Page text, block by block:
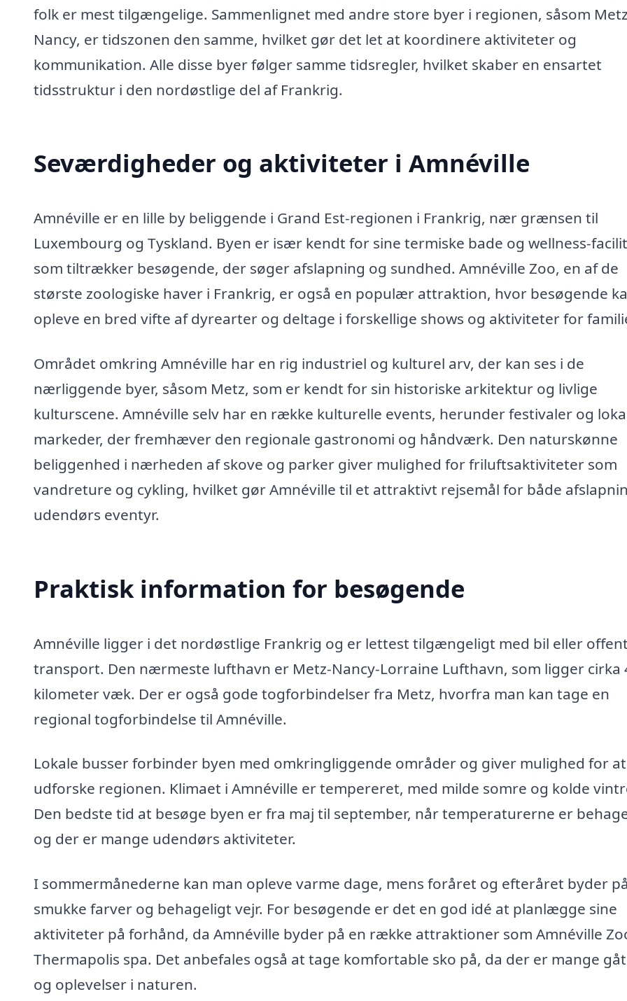
folk er mest tilgængelige. Sammenlignet med andre store byer i regionen, såsom
Nancy, er tidszonen den samme, hvilket gør det let at koordinere aktiviteter og
kommunikation. Alle disse byer følger samme tidsregler, hvilket skaber en ensartet
tidsstruktur i den nordøstlige del af Frankrig.
Seværdigheder og aktiviteter i Amnéville
Amnéville er en lille by beliggende i Grand Est-regionen i Frankrig, nær grænsen til
Luxembourg og Tyskland. Byen er især kendt for sine termiske bade og wellness-
som tiltrækker besøgende, der søger afslapning og sundhed. Amnéville Zoo, en af de
største zoologiske haver i Frankrig, er også en populær attraktion, hvor besøgende
opleve en bred vifte af dyrearter og deltage i forskellige shows og aktiviteter for
Området omkring Amnéville har en rig industriel og kulturel arv, der kan ses i de
nærliggende byer, såsom Metz, som er kendt for sin historiske arkitektur og livlige
kulturscene. Amnéville selv har en række kulturelle events, herunder festivaler og
markeder, der fremhæver den regionale gastronomi og håndværk. Den naturskønne
beliggenhed i nærheden af skove og parker giver mulighed for friluftsaktiviteter som
vandreture og cykling, hvilket gør Amnéville til et attraktivt rejsemål for både
udendørs eventyr.
Praktisk information for besøgende
Amnéville ligger i det nordøstlige Frankrig og er lettest tilgængeligt med bil eller
transport. Den nærmeste lufthavn er Metz-Nancy-Lorraine Lufthavn, som ligger cirka
kilometer væk. Der er også gode togforbindelser fra Metz, hvorfra man kan tage en
regional togforbindelse til Amnéville.
Lokale busser forbinder byen med omkringliggende områder og giver mulighed for at
udforske regionen. Klimaet i Amnéville er tempereret, med milde somre og kolde
Den bedste tid at besøge byen er fra maj til september, når temperaturerne er
og der er mange udendørs aktiviteter.
I sommermånederne kan man opleve varme dage, mens foråret og efteråret byder på
smukke farver og behageligt vejr. For besøgende er det en god idé at planlægge sine
aktiviteter på forhånd, da Amnéville byder på en række attraktioner som Amnéville
Thermapolis spa. Det anbefales også at tage komfortable sko på, da der er mange
og oplevelser i naturen.